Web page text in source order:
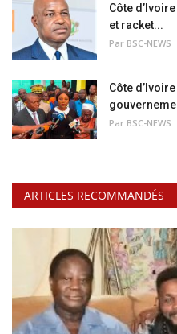
Côte
et racket...
Par BSC-NEWS
Côte
Par BSC-NEWS
ARTICLES RECOMMANDÉS